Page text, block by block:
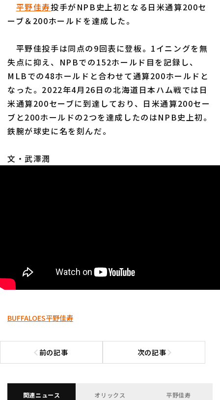
埼玉西武ライオンズ
オリックス・バファローズ
福岡ソフトバンクホークス
設定
平野佳寿投手がNPB史上初となる日米通算200セ
ーブ＆200ホールドを達成した。
平野佳投手は同点の9回表に登板。1イニングを無
失点に抑え、NPBでの152ホールド目を記録し、
MLBでの48ホールドと合わせて通算200ホールドと
なった。2022年4月26日の北海道日本ハム戦では日
米通算200セーブに到達しており、日米通算200セー
ブと200ホールドの2つを達成したのはNPB史上初。
鉄腕が球史に名を刻んだ。
文・武澤潤
BUFFALOES平野佳寿
前の記事
前の記事へ 次の記事次の記事へ
関連ニュース オリックス 平野佳寿